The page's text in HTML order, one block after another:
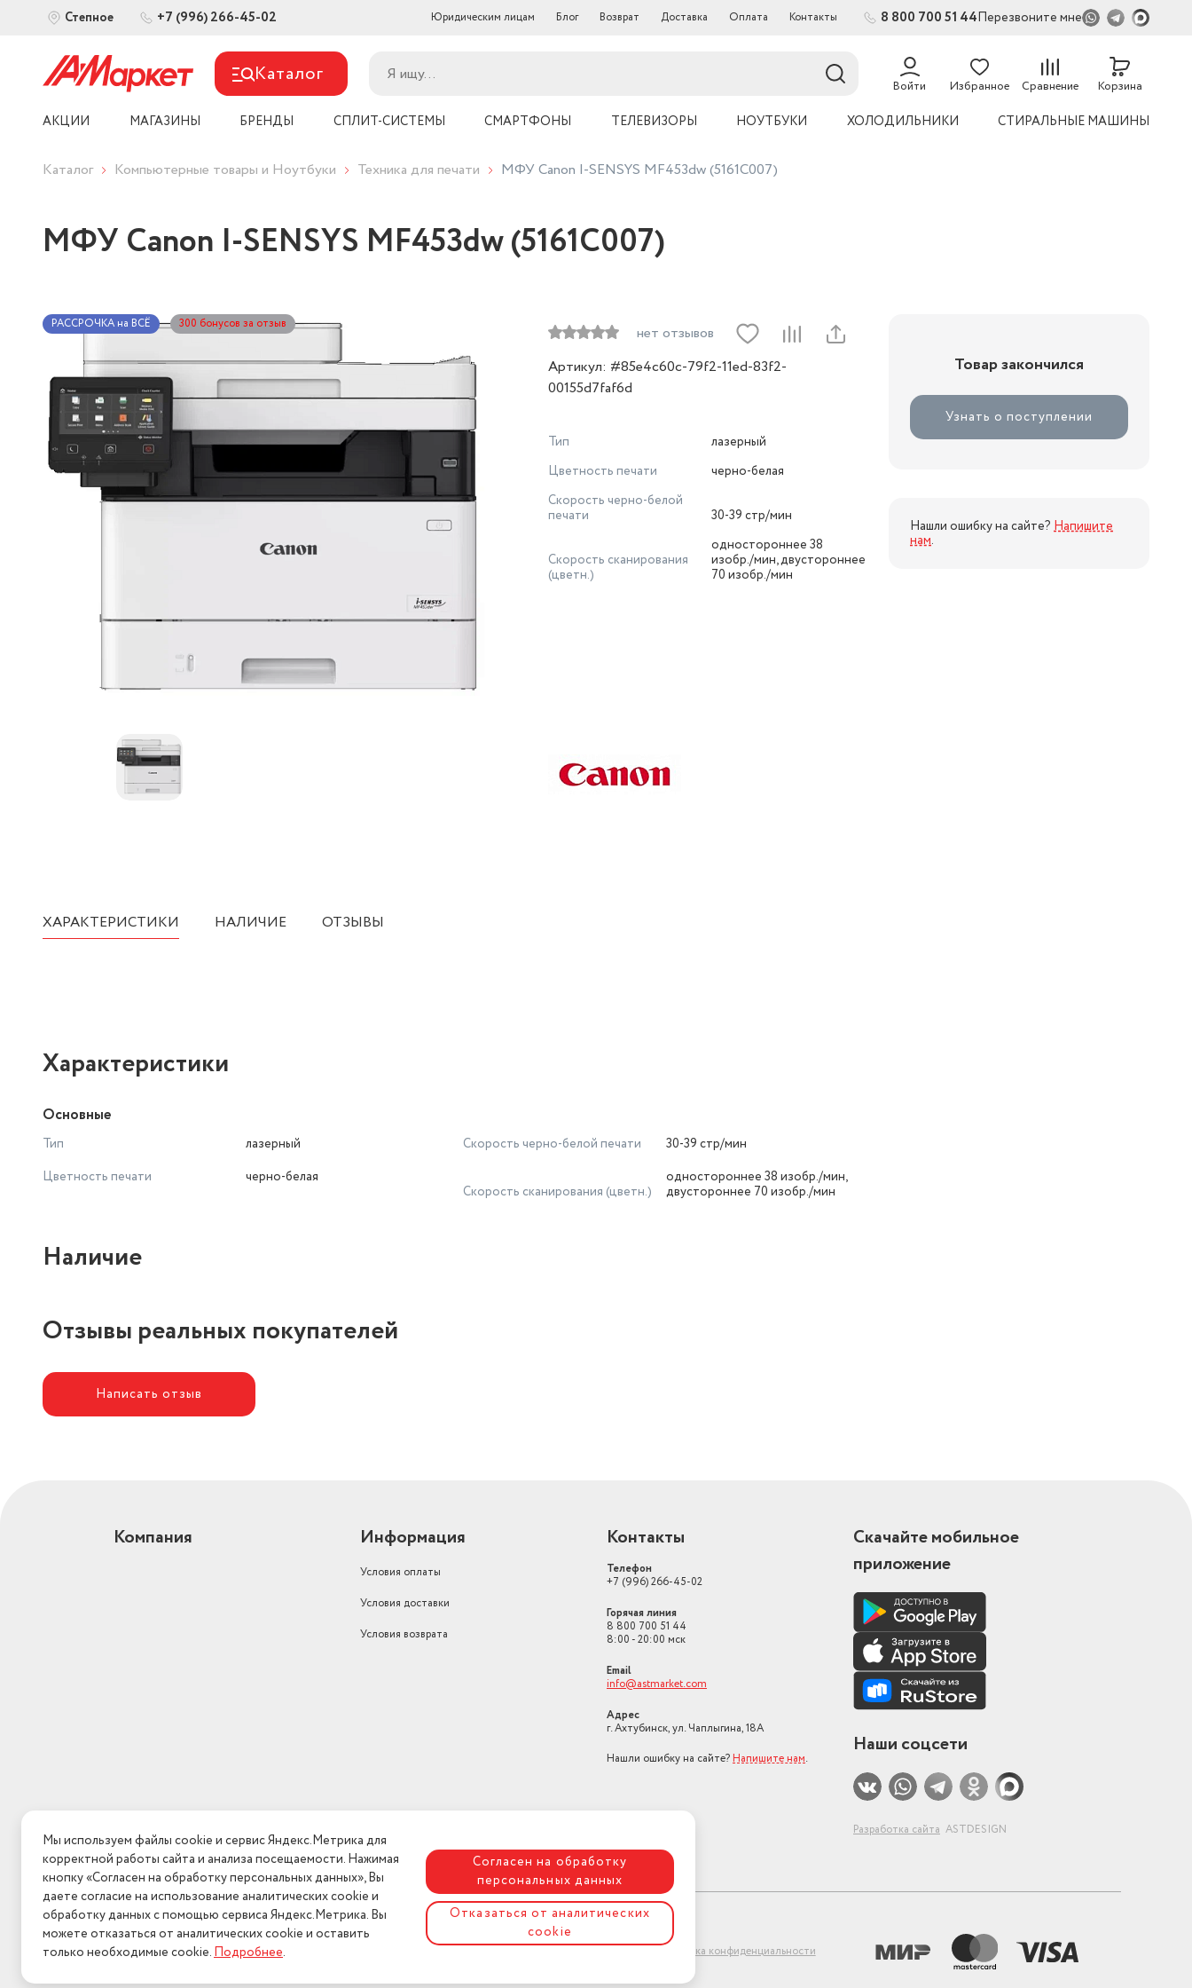
Степное +7 (996) 266-45-02 Юридическим лицам Блог Возврат Доставка Оплата Контакты 8 800 700 51 44Перезвоните мне
Каталог Войти Избранное Сравнение Корзина
АКЦИИ МАГАЗИНЫ БРЕНДЫ СПЛИТ-СИСТЕМЫ СМАРТФОНЫ ТЕЛЕВИЗОРЫ НОУТБУКИ ХОЛОДИЛЬНИКИ СТИРАЛЬНЫЕ МАШИНЫ
Каталог Компьютерные товары и Ноутбуки Техника для печати МФУ Canon I-SENSYS MF453dw (5161C007)
МФУ Canon I-SENSYS MF453dw (5161C007)
РАССРОЧКА на ВСЁ 300 бонусов за отзыв
нет отзывов
Артикул: #85e4c60c-79f2-11ed-83f2-
00155d7faf6d
Тип
лазерный
Цветность печати
черно-белая
Скорость черно-белой
печати
30-39 стр/мин
Скорость сканирования
(цветн.)
одностороннее 38
изобр./мин, двустороннее
70 изобр./мин
Товар закончился
Узнать о поступлении
Нашли ошибку на сайте? Напишите
нам.
ХАРАКТЕРИСТИКИ НАЛИЧИЕ ОТЗЫВЫ
Характеристики
Основные
Тип
лазерный
Цветность печати
черно-белая
Скорость черно-белой печати 30-39 стр/мин
Скорость сканирования (цветн.)
одностороннее 38 изобр./мин,
двустороннее 70 изобр./мин
Наличие
Отзывы реальных покупателей
Написать отзыв
Компания Информация
Условия оплаты
Условия доставки
Условия возврата
Контакты
Телефон
+7 (996) 266-45-02
Горячая линия
8 800 700 51 44
8:00 - 20:00 мск
Email
info@astmarket.com
Адрес
г. Ахтубинск, ул. Чаплыгина, 18А
Нашли ошибку на сайте? Напишите нам.
Скачайте мобильное
приложение
Наши соцсети
Разработка сайта ASTDESIGN
Политика конфиденциальности
Мы используем файлы cookie и сервис Яндекс.Метрика для
корректной работы сайта и анализа посещаемости. Нажимая
кнопку «Согласен на обработку персональных данных», Вы
даете согласие на использование аналитических cookie и
обработку данных с помощью сервиса Яндекс.Метрика. Вы
можете отказаться от аналитических cookie и оставить
только необходимые cookie.Подробнее.
Согласен на обработку
персональных данных
Отказаться от аналитических
cookie